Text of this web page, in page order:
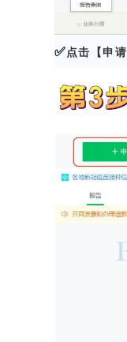
✅点击【申请